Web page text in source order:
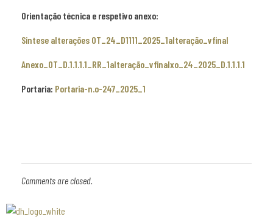
Orientação técnica e respetivo anexo:
Sintese alterações OT_24_D1111_2025_1alteração_vfinal
Anexo_OT_D.1.1.1.1_RR_1alteração_vfinalxo_24_2025_D.1.1.1.1
Portaria: Portaria-n.o-247_2025_1
Comments are closed.